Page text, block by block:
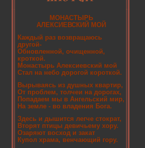
МОНАСТЫРЬ
АЛЕКСИЕВСКИЙ МОЙ
Каждый раз возвращаюсь
другой-
Обновленной, очищенной,
кроткой.
Монастырь Алексиевский мой
Стал на небо дорогой короткой.
Вырываясь из душных квартир,
От проблем, толчеи на дорогах,
Попадаем мы в Ангельский мир,
На земле - во владения Бога.
Здесь и дышится легче стократ,
Вторят птицы девичьему хору.
Озаряют восход и закат
Купол храма, венчающий гору.